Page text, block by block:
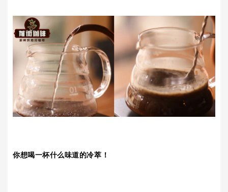
你想喝一杯什么味道的冷萃！